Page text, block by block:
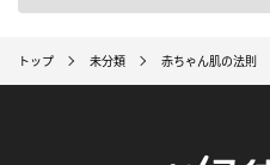
トップ 未分類 赤ちゃん肌の法則